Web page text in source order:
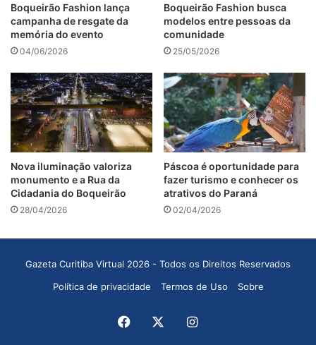
Boqueirão Fashion lança
campanha de resgate da
memória do evento
04/06/2026
Boqueirão Fashion busca
modelos entre pessoas da
comunidade
25/05/2026
Nova iluminação valoriza
monumento e a Rua da
Cidadania do Boqueirão
28/04/2026
Páscoa é oportunidade para
fazer turismo e conhecer os
atrativos do Paraná
02/04/2026
Gazeta Curitiba Virtual 2026 - Todos os Direitos Reservados
Política de privacidade
Termos de Uso Sobre
Facebook Instagram